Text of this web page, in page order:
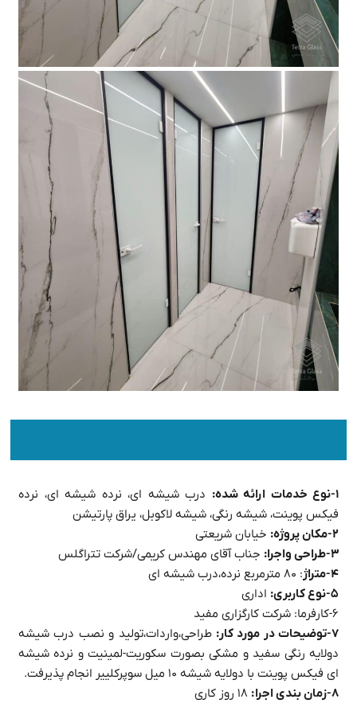
۱-نوع خدمات ارائه شده:
درب شیشه ای، نرده شیشه ای، نرده
فیکس پوینت، شیشه رنگی، شیشه لاکوبل، یراق پارتیشن
۲-مکان پروژه:
خیابان شریعتی
۳-طراحی واجرا:
جناب آقای مهندس کریمی/شرکت تتراگلس
۴-متراژ
: ۸۰ مترمربع نرده،درب شیشه ای
۵-نوع کاربری:
اداری
۶-کارفرما: شرکت کارگزاری مفید
۷-توضیحات در مورد کار:
طراحی،واردات،تولید و نصب درب شیشه
دولایه رنگی سفید و مشکی بصورت سکوریت-لمینیت و نرده شیشه
ای فیکس پوینت با دولایه شیشه ۱۰ میل سوپرکلییر انجام پذیرفت.
۸-زمان بندی اجرا :